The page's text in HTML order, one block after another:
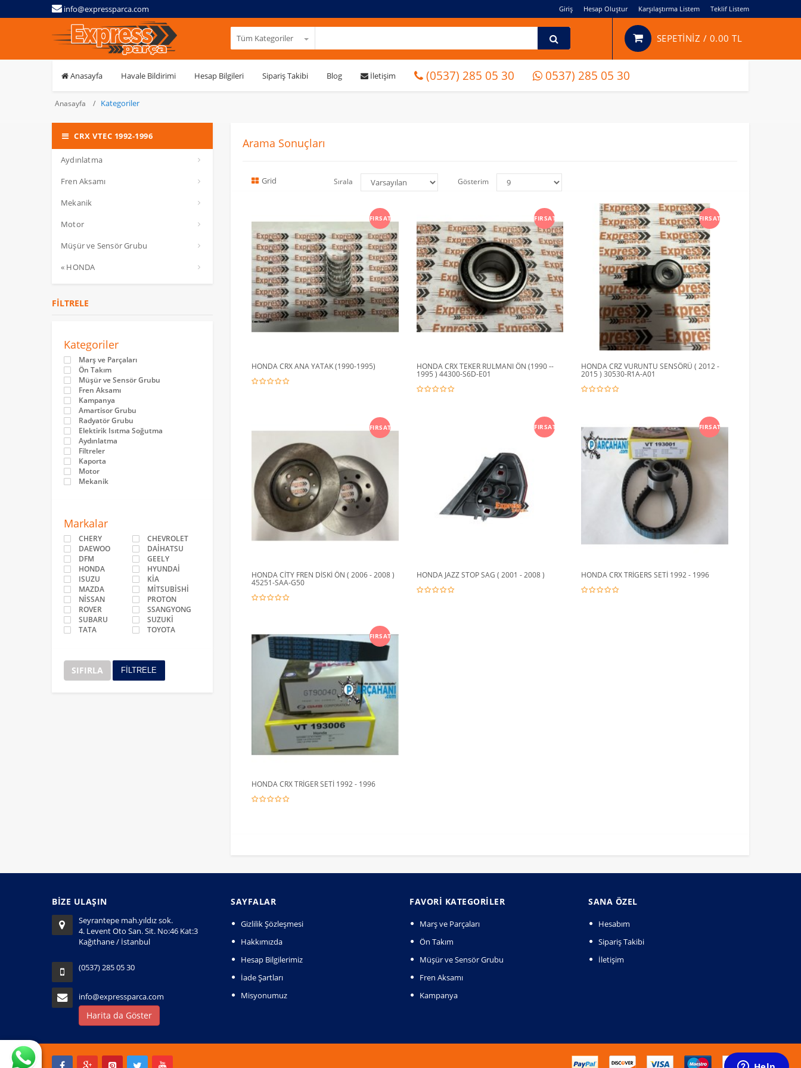
info@expressparca.com Giriş Hesap Oluştur Karşılaştırma Listem Teklif Listem
Tüm Kategoriler SEPETİNİZ / 0.00 TL
Anasayfa Havale Bildirimi Hesap Bilgileri Sipariş Takibi Blog İletişim (0537) 285 05 30 0537) 285 05 30
Anasayfa Kategoriler
CRX VTEC 1992-1996
Aydınlatma
Fren Aksamı
Mekanik
Motor
Müşür ve Sensör Grubu
« HONDA
FILTRELE
Kategoriler
Marş ve Parçaları
Ön Takım
Müşür ve Sensör Grubu
Fren Aksamı
Kampanya
Amartisor Grubu
Radyatör Grubu
Elektirik Isıtma Soğutma
Aydınlatma
Filtreler
Kaporta
Motor
Mekanik
Markalar
CHERY
CHEVROLET
DAEWOO
DAİHATSU
DFM
GEELY
HONDA
HYUNDAİ
ISUZU
KİA
MAZDA
MİTSUBİSHİ
NİSSAN
PROTON
ROVER
SSANGYONG
SUBARU
SUZUKİ
TATA
TOYOTA
SIFIRLA FİLTRELE
Arama Sonuçları
Grid Sırala Gösterim
FIRSAT
HONDA CRX ANA YATAK (1990-1995)
FIRSAT
HONDA CRX TEKER RULMANI ÖN (1990 --
1995 ) 44300-S6D-E01
FIRSAT
HONDA CRZ VURUNTU SENSÖRÜ ( 2012 -
2015 ) 30530-R1A-A01
FIRSAT
HONDA CİTY FREN DİSKİ ÖN ( 2006 - 2008 )
45251-SAA-G50
FIRSAT
HONDA JAZZ STOP SAG ( 2001 - 2008 )
FIRSAT
HONDA CRX TRİGERS SETİ 1992 - 1996
FIRSAT
HONDA CRX TRİGER SETİ 1992 - 1996
BİZE ULAŞIN
Seyrantepe mah.yıldız sok.
4. Levent Oto San. Sit. No:46 Kat:3
Kağıthane / İstanbul
(0537) 285 05 30
info@expressparca.com
Harita da Göster
SAYFALAR
Gizlilik Şözleşmesi
Hakkımızda
Hesap Bilgilerimiz
İade Şartları
Misyonumuz
FAVORI KATEGORILER
Marş ve Parçaları
Ön Takım
Müşür ve Sensör Grubu
Fren Aksamı
Kampanya
SANA ÖZEL
Hesabım
Sipariş Takibi
İletişim